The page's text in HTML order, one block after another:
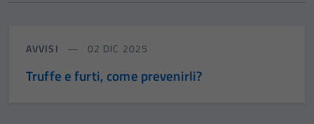
AVVISI 02 DIC 2025
Truffe e furti, come prevenirli?